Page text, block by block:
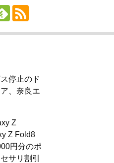
停止のド
、奈良エ
Z
Z Fold8
円分のポ
サリ割引